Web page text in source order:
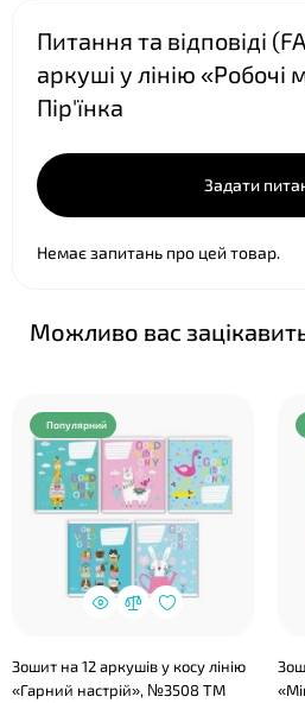
Питання та відповіді
аркуші у лінію
Пір'їнка
Задати
Немає запитань про цей товар.
Можливо вас
Популярний
Зошит на 12 аркушів у косу лінію
«Гарний настрій», №3508 ТМ